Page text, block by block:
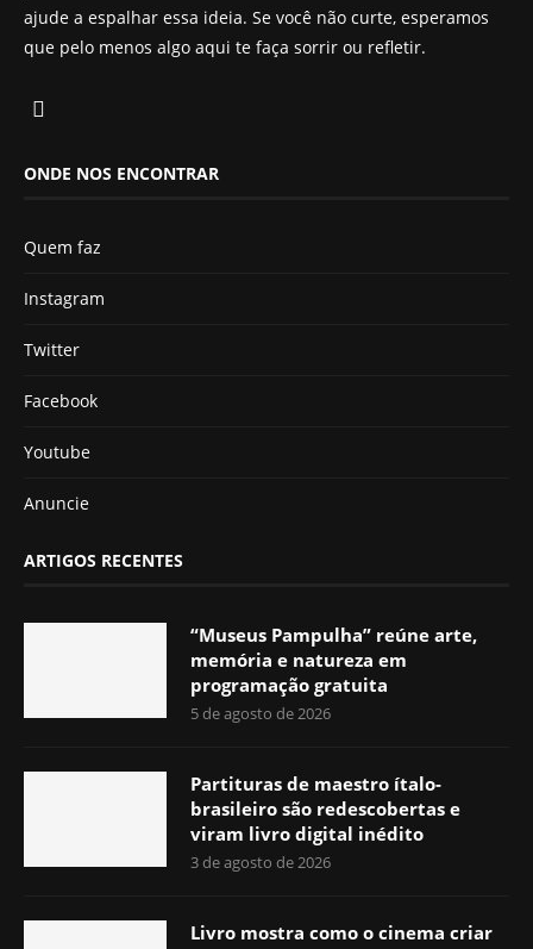
ajude a espalhar essa ideia. Se você não curte, esperamos
que pelo menos algo aqui te faça sorrir ou refletir.
ONDE NOS ENCONTRAR
Quem faz
Instagram
Twitter
Facebook
Youtube
Anuncie
ARTIGOS RECENTES
“Museus Pampulha” reúne arte,
memória e natureza em
programação gratuita
5 de agosto de 2026
Partituras de maestro ítalo-
brasileiro são redescobertas e
viram livro digital inédito
3 de agosto de 2026
Livro mostra como o cinema criar